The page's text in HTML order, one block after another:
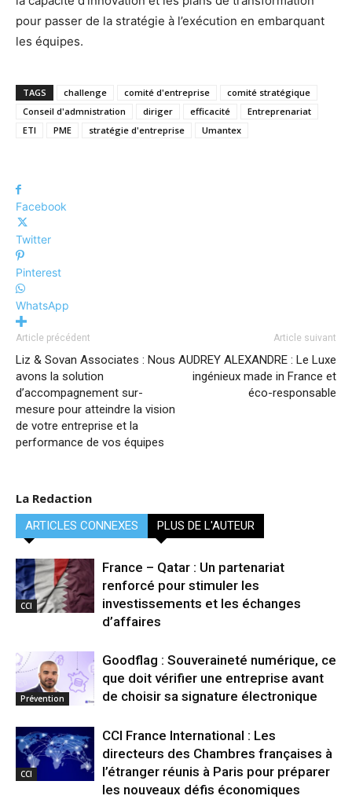
pour passer de la stratégie à l’exécution en embarquant
les équipes.
TAGS challenge comité d'entreprise
comité stratégique
Conseil d'admnistration
diriger efficacité
Entreprenariat
ETI
PME stratégie d'entreprise Umantex
Facebook
Twitter
Pinterest
WhatsApp
Article précédent
Liz & Sovan Associates : Nous
avons la solution
d’accompagnement sur-
mesure pour atteindre la vision
de votre entreprise et la
performance de vos équipes
Article suivant
AUDREY ALEXANDRE : Le Luxe
ingénieux made in France et
éco-responsable
La Redaction
ARTICLES CONNEXES PLUS DE L'AUTEUR
CCI
France – Qatar : Un partenariat
renforcé pour stimuler les
investissements et les échanges
d’affaires
Prévention
Goodflag : Souveraineté numérique, ce
que doit vérifier une entreprise avant
de choisir sa signature électronique
CCI
CCI France International : Les
directeurs des Chambres françaises à
l’étranger réunis à Paris pour préparer
les nouveaux défis économiques